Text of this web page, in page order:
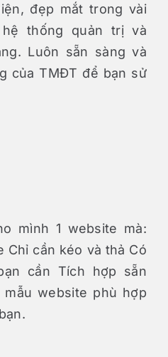
đẹp mắt trong vài
thống quản trị và
Luôn sẵn sàng và
của TMĐT để bạn sử
mình 1 website mà:
Chỉ cần kéo và thả Có
cần Tích hợp sẵn
mẫu website phù hợp